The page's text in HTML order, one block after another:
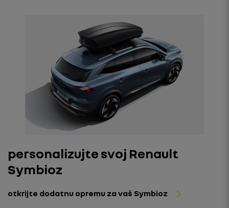
personalizujte svoj Renault
Symbioz
otkrijte dodatnu opremu za vaš Symbioz